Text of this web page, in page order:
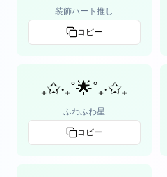
装飾ハート推し
コピー
₊✩‧₊˚🌟˚₊‧✩₊
ふわふわ星
コピー